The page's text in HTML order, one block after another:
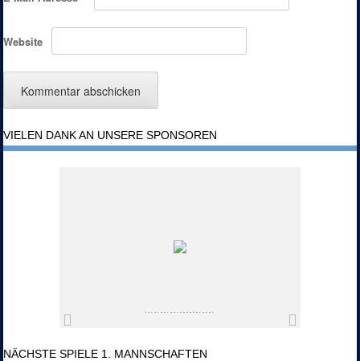
Website
VIELEN DANK AN UNSERE SPONSOREN
NÄCHSTE SPIELE 1. MANNSCHAFTEN